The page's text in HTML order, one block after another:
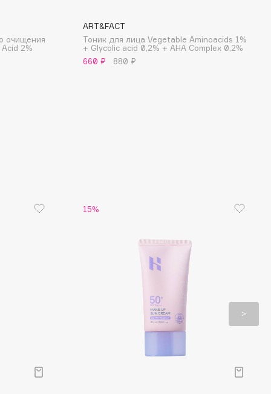
очищения
2%
ART&FACT
Тоник для лица Vegetable Aminoacids 1%
+ Glycolic acid 0,2% + AHA Complex 0,2%
660 ₽
880 ₽
15%